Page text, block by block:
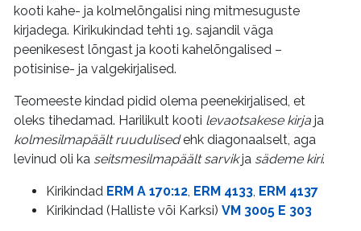
kooti kahe- ja kolmelõngalisi ning mitmesuguste
kirjadega. Kirikukindad tehti 19. sajandil väga
peenikesest lõngast ja kooti kahelõngalised –
potisinise- ja valgekirjalised.
Teomeeste kindad pidid olema peenekirjalised, et
oleks tihedamad. Harilikult kooti levaotsakese kirja ja
kolmesilmapäält ruudulisedehk diagonaalselt, aga
levinud oli ka seitsmesilmapäält sarvikja sädeme kiri.
Kirikindad ERM A 170:12, ERM 4133, ERM 4137
Kirikindad (Halliste või Karksi) VM 3005 E 303